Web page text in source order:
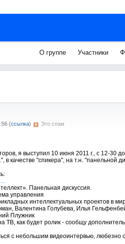
О группе Участники
(ссылка) Это спам
я выступил 10 июня 2011 г., с 12-30
в качестве "спикера", на т.н. "панельной
Панельная дискуссия.
управления
интеллектуальных проектов в
Валентина Голубева, Илья
Плужник
ТВ, как будет ролик - сообщу
с небольшим видеоинтервью,